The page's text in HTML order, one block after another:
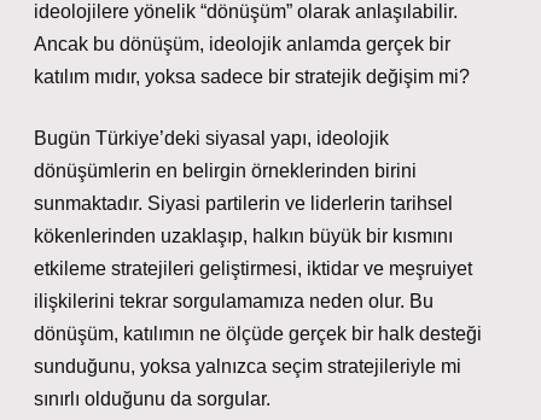
ideolojilere yönelik “dönüşüm” olarak anlaşılabilir.
Ancak bu dönüşüm, ideolojik anlamda gerçek bir
katılım mıdır, yoksa sadece bir stratejik değişim mi?
Bugün Türkiye’deki siyasal yapı, ideolojik
dönüşümlerin en belirgin örneklerinden birini
sunmaktadır. Siyasi partilerin ve liderlerin tarihsel
kökenlerinden uzaklaşıp, halkın büyük bir kısmını
etkileme stratejileri geliştirmesi, iktidar ve meşruiyet
ilişkilerini tekrar sorgulamamıza neden olur. Bu
dönüşüm, katılımın ne ölçüde gerçek bir halk desteği
sunduğunu, yoksa yalnızca seçim stratejileriyle mi
sınırlı olduğunu da sorgular.